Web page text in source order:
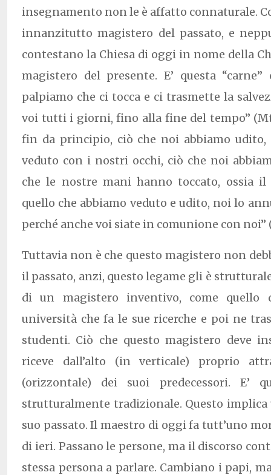
insegnamento non le è affatto connaturale.
innanzitutto magistero del passato, e
contestano la Chiesa di oggi in nome della
magistero del presente. E’ questa
palpiamo che ci tocca e ci trasmette la
voi tutti i giorni, fino alla fine del tempo” (Mt
fin da principio, ciò che noi abbiamo udito,
veduto con i nostri occhi, ciò che noi
che le nostre mani hanno toccato, ossia
quello che abbiamo veduto e udito, noi lo
perché anche voi siate in comunione con noi”
Tuttavia non è che questo magistero non
il passato, anzi, questo legame gli è
di un magistero inventivo, come quello
università che fa le sue ricerche e poi ne
studenti. Ciò che questo magistero deve
riceve dall’alto (in verticale) proprio
(orizzontale) dei suoi predecessori. E’
strutturalmente tradizionale. Questo
suo passato. Il maestro di oggi fa tutt’uno
di ieri. Passano le persone, ma il discorso
stessa persona a parlare. Cambiano i papi,